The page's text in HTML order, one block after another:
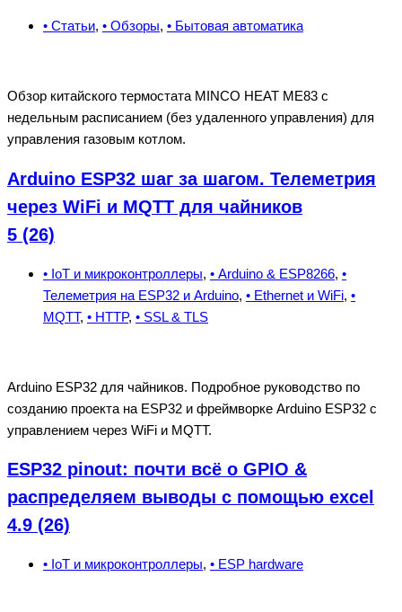
• Статьи, • Обзоры, • Бытовая автоматика
Обзор китайского термостата MINCO HEAT ME83 с
недельным расписанием (без удаленного управления) для
управления газовым котлом.
Arduino ESP32 шаг за шагом. Телеметрия
через WiFi и MQTT для чайников
5 (26)
• IoT и микроконтроллеры, • Arduino & ESP8266, •
Телеметрия на ESP32 и Arduino, • Ethernet и WiFi, •
MQTT, • HTTP, • SSL & TLS
Arduino ESP32 для чайников. Подробное руководство по
созданию проекта на ESP32 и фреймворке Arduino ESP32 с
управлением через WiFi и MQTT.
ESP32 pinout: почти всё о GPIO &
pаспределяем выводы с помощью excel
4.9 (26)
• IoT и микроконтроллеры, • ESP hardware